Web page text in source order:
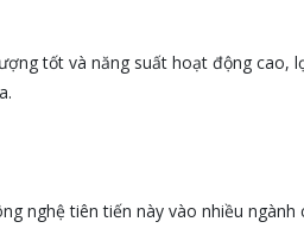
tốt và năng suất hoạt động cao,
nghệ tiên tiến này vào nhiều